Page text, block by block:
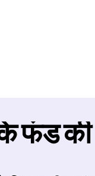
फंड की